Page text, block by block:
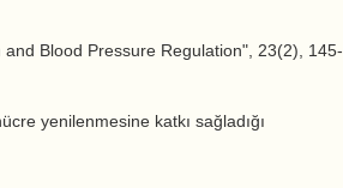
and Blood Pressure Regulation", 23(2), 145-
yenilenmesine katkı sağladığı